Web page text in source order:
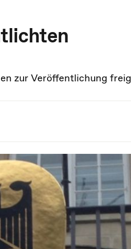
zur Veröffentlichung